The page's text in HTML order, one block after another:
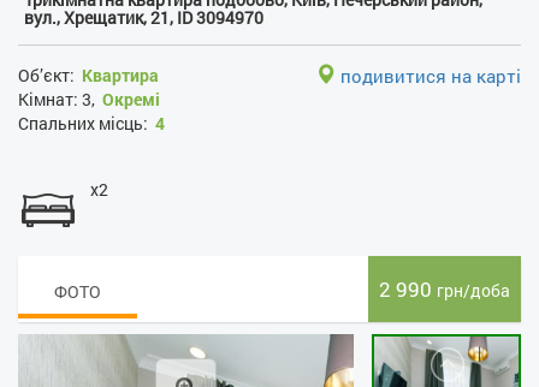
вул., Хрещатик, 21, ID 3094970
Об’єкт: Квартира
Кімнат: 3, Окремі
Спальних місць: 4
подивитися на карті
x2
ФОТО 2 990 грн/доба